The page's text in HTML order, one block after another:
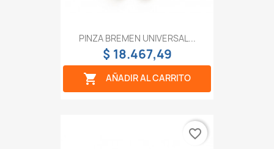
PINZA BREMEN UNIVERSAL...
$ 18.467,49
 AÑADIR AL CARRITO
favorite_border